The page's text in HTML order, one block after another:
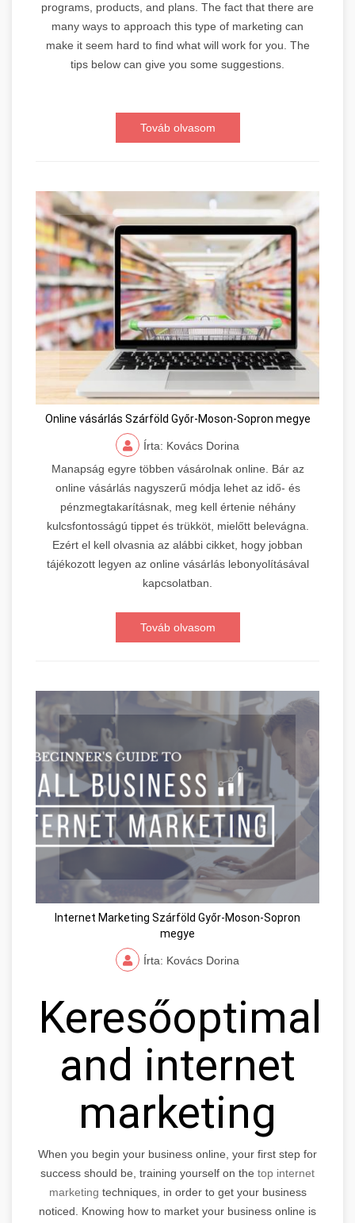
programs, products, and plans. The fact that there are
many ways to approach this type of marketing can
make it seem hard to find what will work for you. The
tips below can give you some suggestions.
Továb olvasom
Online vásárlás Szárföld Győr-Moson-Sopron megye
Írta: Kovács Dorina
Manapság egyre többen vásárolnak online. Bár az
online vásárlás nagyszerű módja lehet az idő- és
pénzmegtakarításnak, meg kell értenie néhány
kulcsfontosságú tippet és trükköt, mielőtt belevágna.
Ezért el kell olvasnia az alábbi cikket, hogy jobban
tájékozott legyen az online vásárlás lebonyolításával
kapcsolatban.
Továb olvasom
Internet Marketing Szárföld Győr-Moson-Sopron
megye
Írta: Kovács Dorina
and internet
marketing
When you begin your business online, your first step for
success should be, training yourself on the top internet
marketing techniques, in order to get your business
noticed. Knowing how to market your business online is